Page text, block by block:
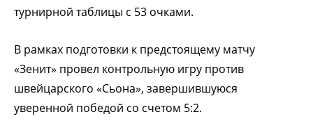
турнирной таблицы с 53 очками.
В рамках подготовки к предстоящему матчу
«Зенит» провел контрольную игру против
швейцарского «Сьона», завершившуюся
уверенной победой со счетом 5:2.